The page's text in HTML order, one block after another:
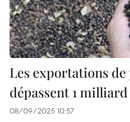
Les exportations
dépassent 1
08/09/2025 10:57